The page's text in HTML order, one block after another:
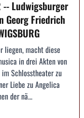
-- Ludwigsburger
Georg Friedrich
liegen, macht diese
in drei Akten von
Schlosstheater zu
Liebe zu Angelica
der nä...